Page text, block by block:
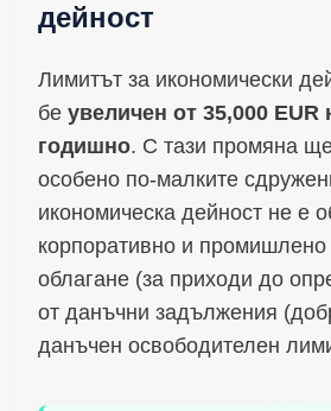
дейност
Лимитът за икономически
бе увеличен от 35,000 EUR
годишно. С тази промяна
особено по-малките
икономическа дейност не е
корпоративно и
облагане (за приходи до
от данъчни задължения
данъчен освободителен